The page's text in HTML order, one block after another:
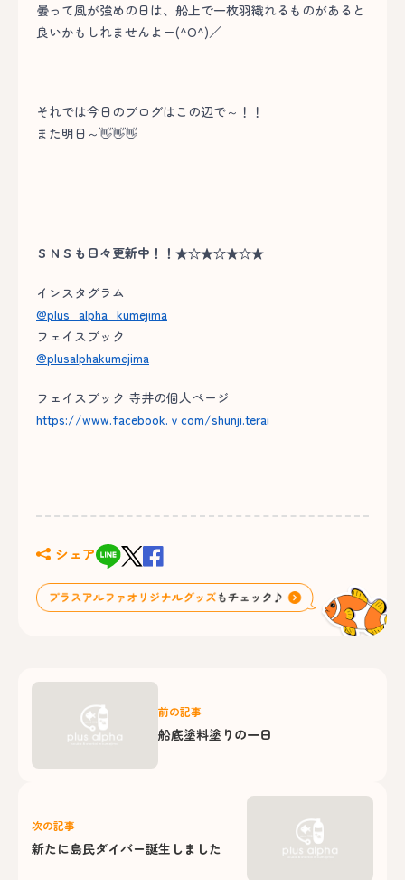
曇って風が強めの日は、船上で一枚羽織れるものがあると
良いかもしれませんよー(^O^)／
それでは今日のブログはこの辺で～！！
また明日～👋👋👋
ＳＮＳも日々更新中！！★☆★☆★☆★
インスタグラム
@plus_alpha_kumejima
フェイスブック
@plusalphakumejima
フェイスブック 寺井の個人ページ
https://www.facebook.ｖcom/shunji.terai
シェア
前の記事
船底塗料塗りの一日
次の記事
新たに島民ダイバー誕生しました